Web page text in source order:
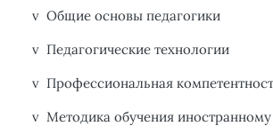
v Общие основы педагогики
v Педагогические технологии
v Профессиональная
v Методика обучения